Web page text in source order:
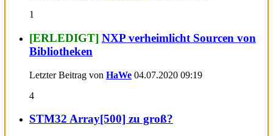
1
[ERLEDIGT] NXP verheimlicht Sourcen von
Bibliotheken
Letzter Beitrag von HaWe 04.07.2020 09:19
4
STM32 Array[500] zu groß?